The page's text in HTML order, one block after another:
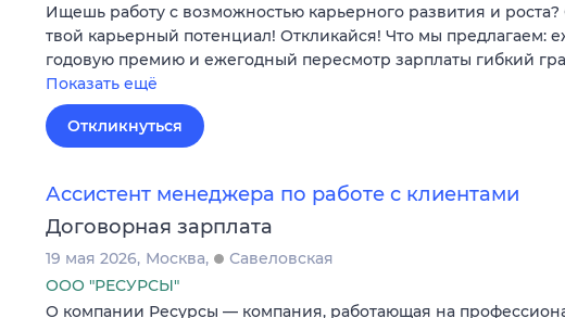
Ищешь работу с возможностью карьерного развития и роста?
твой карьерный потенциал! Откликайся! Что мы предлагаем:
годовую премию и ежегодный пересмотр зарплаты гибкий
Показать ещё
Откликнуться
Ассистент менеджера по работе с клиентами
Договорная зарплата
19 мая 2026 Москва
Савеловская
ООО "РЕСУРСЫ"
О компании Ресурсы — компания, работающая на